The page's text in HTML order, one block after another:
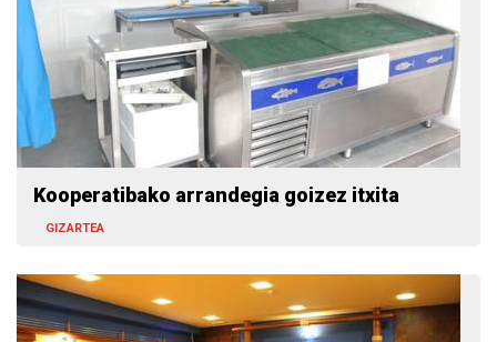
Kooperatibako arrandegia goizez itxita
GIZARTEA